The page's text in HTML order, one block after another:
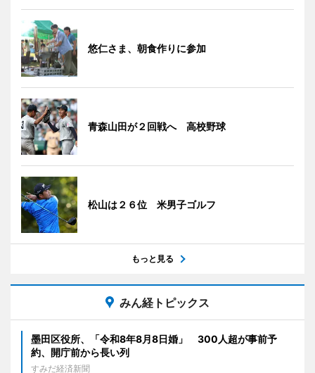
悠仁さま、朝食作りに参加
青森山田が２回戦へ 高校野球
松山は２６位 米男子ゴルフ
もっと見る
みん経トピックス
墨田区役所、「令和8年8月8日婚」 300人超が事前予
約、開庁前から長い列
すみだ経済新聞